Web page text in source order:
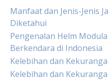
Manfaat dan Jenis-Jenis
Diketahui
Pengenalan Helm
Berkendara di Indonesia
Kelebihan dan
Kelebihan dan